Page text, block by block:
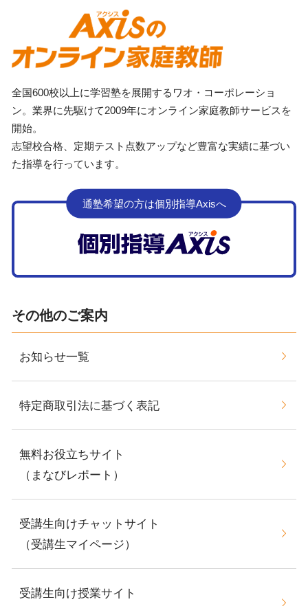
全国600校以上に学習塾を展開するワオ・コーポレーショ
ン。業界に先駆けて2009年にオンライン家庭教師サービスを
開始。
志望校合格、定期テスト点数アップなど豊富な実績に基づい
た指導を行っています。
通塾希望の方は個別指導Axisへ
その他のご案内
お知らせ一覧
特定商取引法に基づく表記
無料お役立ちサイト
（まなびレポート）
受講生向けチャットサイト
（受講生マイページ）
受講生向け授業サイト